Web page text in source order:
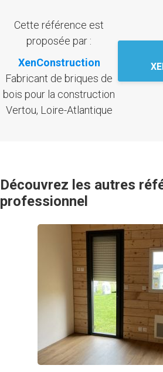
Cette référence est
proposée par :
XenConstruction
Fabricant de briques de
bois pour la construction
Vertou, Loire-Atlantique
Découvrez les autres
professionnel